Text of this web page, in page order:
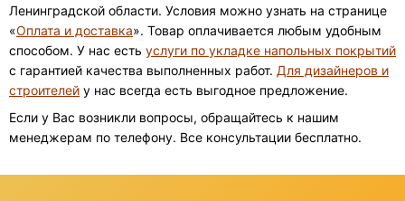
Ленинградской области. Условия можно узнать на странице
«Оплата и доставка». Товар оплачивается любым удобным
способом. У нас есть услуги по укладке напольных покрытий
с гарантией качества выполненных работ. Для дизайнеров и
строителей у нас всегда есть выгодное предложение.
Если у Вас возникли вопросы, обращайтесь к нашим
менеджерам по телефону. Все консультации бесплатно.